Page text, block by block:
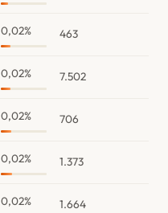
0,02% 463
0,02% 7.502
0,02% 706
0,02% 1.373
0,02% 1.664